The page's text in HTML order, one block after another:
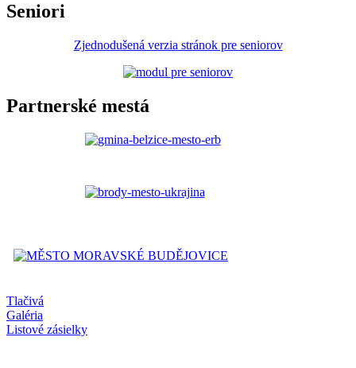
Seniori
Zjednodušená verzia stránok pre seniorov
Partnerské mestá
Tlačivá
Galéria
Listové zásielky